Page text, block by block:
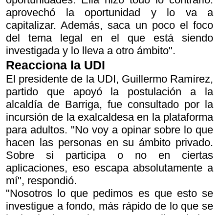
aprovechó la oportunidad y lo va a
capitalizar. Además, saca un poco el foco
del tema legal en el que está siendo
investigada y lo lleva a otro ámbito".
Reacciona la UDI
El presidente de la UDI, Guillermo Ramírez,
partido que apoyó la postulación a la
alcaldía de Barriga, fue consultado por la
incursión de la exalcaldesa en la plataforma
para adultos. "No voy a opinar sobre lo que
hacen las personas en su ámbito privado.
Sobre si participa o no en ciertas
aplicaciones, eso escapa absolutamente a
mí", respondió.
"Nosotros lo que pedimos es que esto se
investigue a fondo, más rápido de lo que se